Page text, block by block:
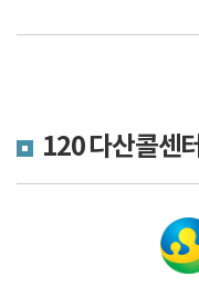
120 다산콜센터